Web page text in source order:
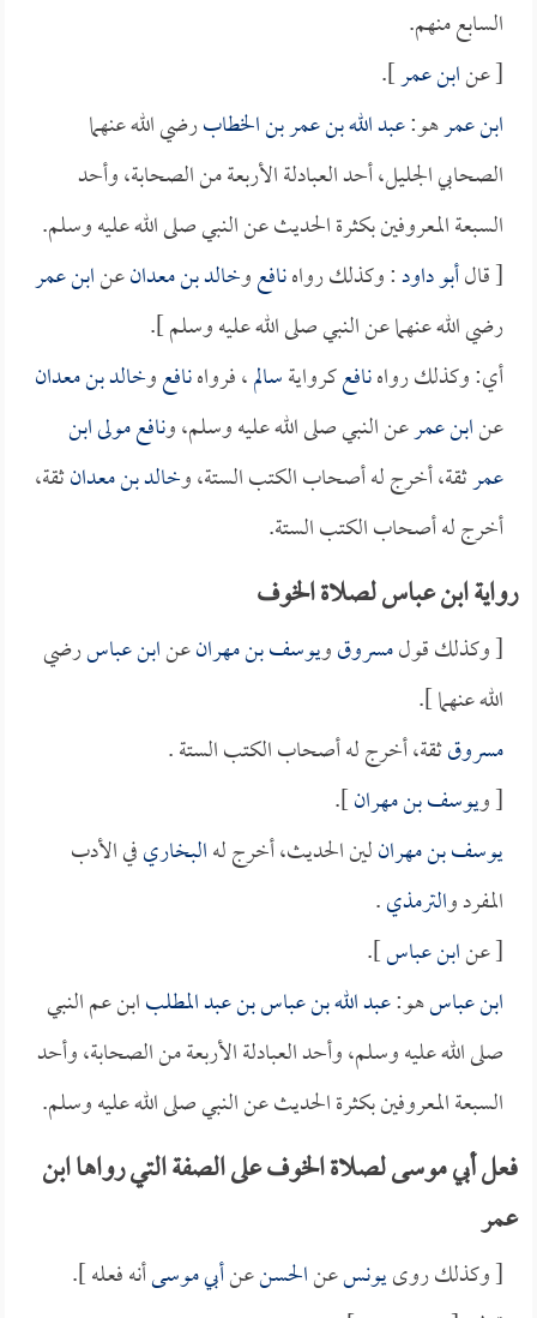
السابع منهم.
[ عنابن عمر].
ابن عمرهو:عبد الله بن عمر بن الخطابرضي الله عنهما
الصحابي الجليل، أحد العبادلة الأربعة من الصحابة، وأحد
السبعة المعروفين بكثرة الحديث عن النبي صلى الله عليه وسلم.
[ قالأبو داود: وكذلك رواهنافعوخالد بن معدانعنابن عمر
رضي الله عنهما عن النبي صلى الله عليه وسلم ].
أي: وكذلك رواهنافعكروايةسالم، فرواهنافعوخالد بن معدان
عنابن عمرعن النبي صلى الله عليه وسلم، ونافع مولى ابن
عمرثقة، أخرج له أصحاب الكتب الستة، وخالد بن معدانثقة،
أخرج له أصحاب الكتب الستة.
رواية ابن عباس لصلاة الخوف
[ وكذلك قولمسروقويوسف بن مهرانعنابن عباسرضي
الله عنهما ].
مسروقثقة، أخرج له أصحاب الكتب الستة .
[ ويوسف بن مهران].
يوسف بن مهرانلين الحديث، أخرج لهالبخاريفي الأدب
المفرد والترمذي.
[ عنابن عباس].
ابن عباسهو:عبد الله بن عباس بن عبد المطلبابن عم النبي
صلى الله عليه وسلم، وأحد العبادلة الأربعة من الصحابة، وأحد
السبعة المعروفين بكثرة الحديث عن النبي صلى الله عليه وسلم.
فعل أبي موسى لصلاة الخوف على الصفة التي رواها ابن
عمر
[ وكذلك روىيونسعنالحسنعنأبي موسىأنه فعله ].